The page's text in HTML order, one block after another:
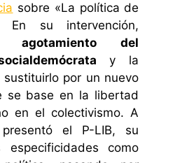
sobre «La política de
En su intervención,
agotamiento del
y la
por un nuevo
se base en la libertad
en el colectivismo. A
presentó el P-LIB, su
como